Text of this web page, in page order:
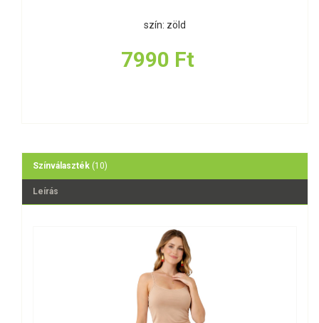
szín: zöld
7990 Ft
Színválaszték (10)
Leírás